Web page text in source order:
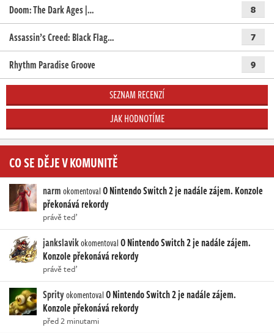
Doom: The Dark Ages |… 8
Assassin’s Creed: Black Flag… 7
Rhythm Paradise Groove 9
SEZNAM RECENZÍ
JAK HODNOTÍME
CO SE DĚJE V KOMUNITĚ
narmokomentovalO Nintendo Switch 2 je nadále zájem. Konzole
překonává rekordy
právě teď
jankslavikokomentovalO Nintendo Switch 2 je nadále zájem.
Konzole překonává rekordy
právě teď
SprityokomentovalO Nintendo Switch 2 je nadále zájem.
Konzole překonává rekordy
před 2 minutami